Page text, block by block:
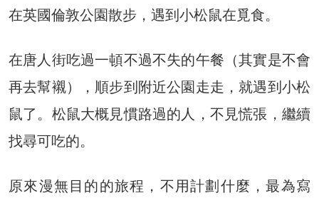
在英國倫敦公園散步，遇到小松鼠在覓食。
在唐人街吃過一頓不過不失的午餐（其實是不會
再去幫襯），順步到附近公園走走，就遇到小松
鼠了。松鼠大概見慣路過的人，不見慌張，繼續
找尋可吃的。
原來漫無目的的旅程，不用計劃什麼，最為寫